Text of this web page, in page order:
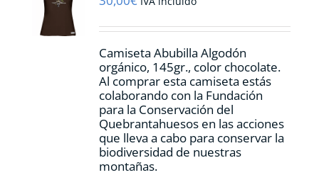
en
página
de
producto
Camiseta Abubilla Algodón
orgánico, 145gr., color chocolate.
Al comprar esta camiseta estás
colaborando con la Fundación
para la Conservación del
Quebrantahuesos en las acciones
que lleva a cabo para conservar la
biodiversidad de nuestras
montañas.